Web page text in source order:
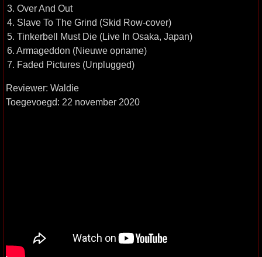
3. Over And Out
4. Slave To The Grind (Skid Row-cover)
5. Tinkerbell Must Die (Live In Osaka, Japan)
6. Armageddon (Nieuwe opname)
7. Faded Pictures (Unplugged)
Reviewer: Waldie
Toegevoegd: 22 november 2020